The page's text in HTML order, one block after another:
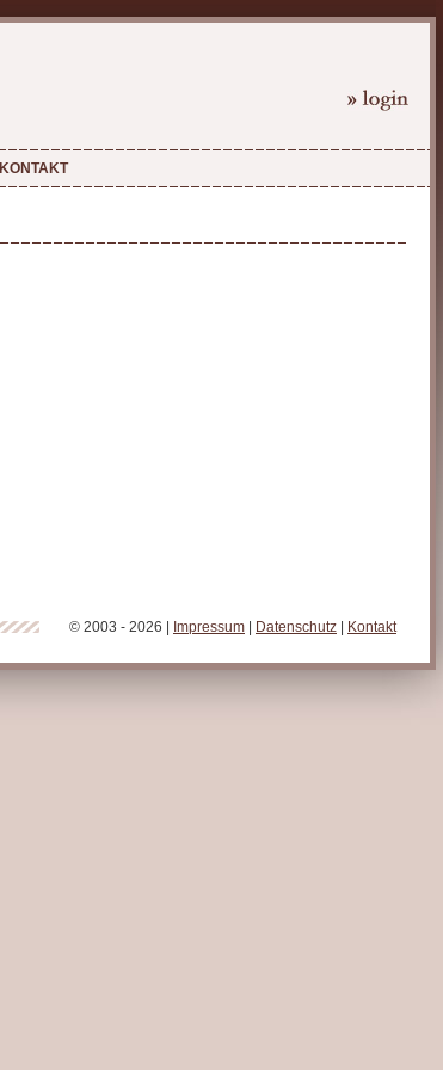
KONTAKT
© 2003 - 2026 | Impressum Datenschutz Kontakt